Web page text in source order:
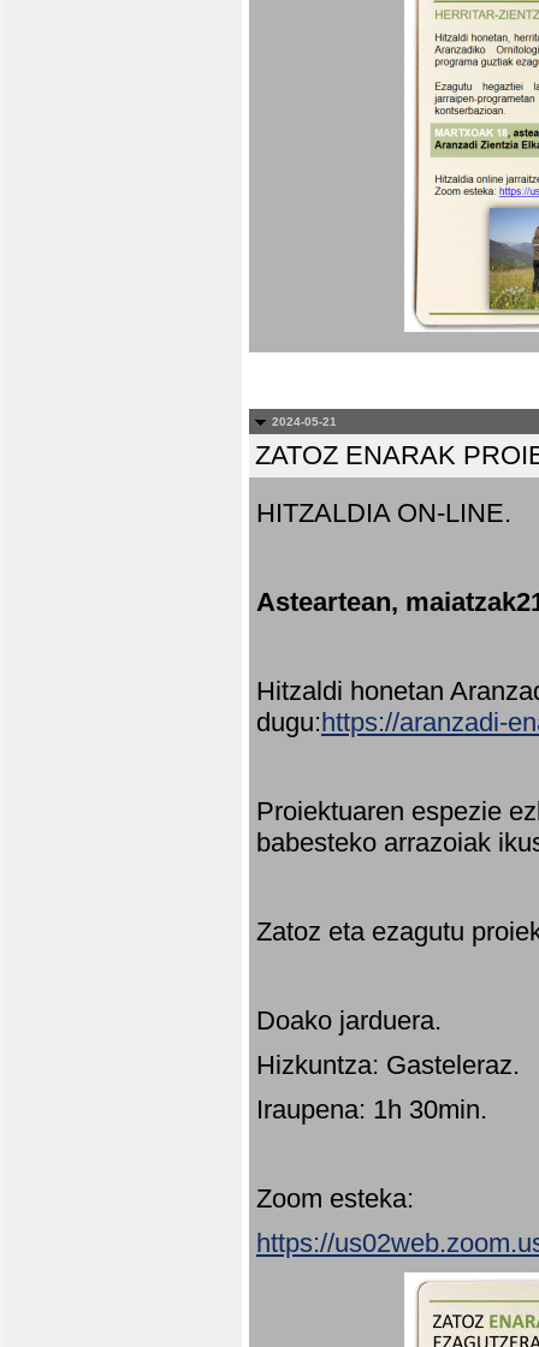
2024-05-21
ZATOZ ENARAK
HITZALDIA ON-LINE.
Asteartean,
Hitzaldi honetan
dugu:https://aranzadi-
Proiektuaren espezie
babesteko arrazoiak
Zatoz eta ezagutu
Doako jarduera.
Hizkuntza: Gasteleraz.
Iraupena: 1h 30min.
Zoom esteka:
https://